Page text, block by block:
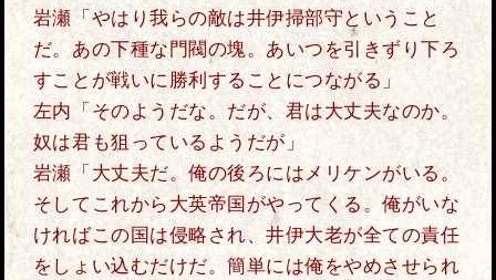
岩瀬「やはり我らの敵は井伊掃部守ということ
だ。あの下種な門閥の塊。あいつを引きずり下ろ
すことが戦いに勝利することにつながる」
左内「そのようだな。だが、君は大丈夫なのか。
奴は君も狙っているようだが」
岩瀬「大丈夫だ。俺の後ろにはメリケンがいる。
そしてこれから大英帝国がやってくる。俺がいな
ければこの国は侵略され、井伊大老が全ての責任
をしょい込むだけだ。簡単には俺をやめさせられ